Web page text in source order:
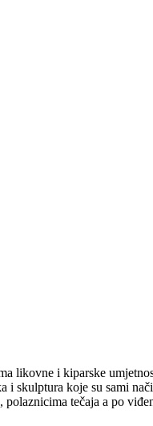
likovne i kiparske
i skulptura koje su sami
tečaja a po